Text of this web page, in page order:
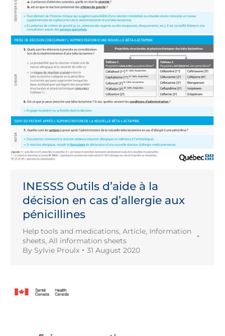
INESSS Outils d’aide à la
décision en cas d’allergie aux
pénicillines
Help tools and medications, Article, Information
sheets, All information sheets
By Sylvie Proulx 31 August 2020